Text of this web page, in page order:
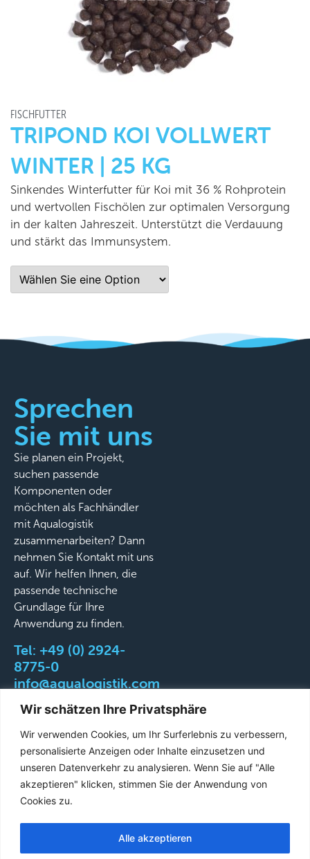
Wir schätzen Ihre Privatsphäre
Wir verwenden Cookies, um Ihr Surferlebnis zu verbessern,
personalisierte Anzeigen oder Inhalte einzusetzen und
unseren Datenverkehr zu analysieren. Wenn Sie auf "Alle
akzeptieren" klicken, stimmen Sie der Anwendung von
Cookies zu.
Alle akzeptieren
FISCHFUTTER
TRIPOND KOI VOLLWERT
WINTER | 25 KG
Sinkendes Winterfutter für Koi mit 36 % Rohprotein
und wertvollen Fischölen zur optimalen Versorgung
in der kalten Jahreszeit. Unterstützt die Verdauung
und stärkt das Immunsystem.
Sprechen
Sie mit uns
Sie planen ein Projekt,
suchen passende
Komponenten oder
möchten als Fachhändler
mit Aqualogistik
zusammenarbeiten? Dann
nehmen Sie Kontakt mit uns
auf. Wir helfen Ihnen, die
passende technische
Grundlage für Ihre
Anwendung zu finden.
Tel: +49 (0) 2924-
8775-0
info@aqualogistik.com
©
2026
Aqualogistik.
reserved.
AGB Impressum Datenschutz
Liefer-&
Versandbedingungen